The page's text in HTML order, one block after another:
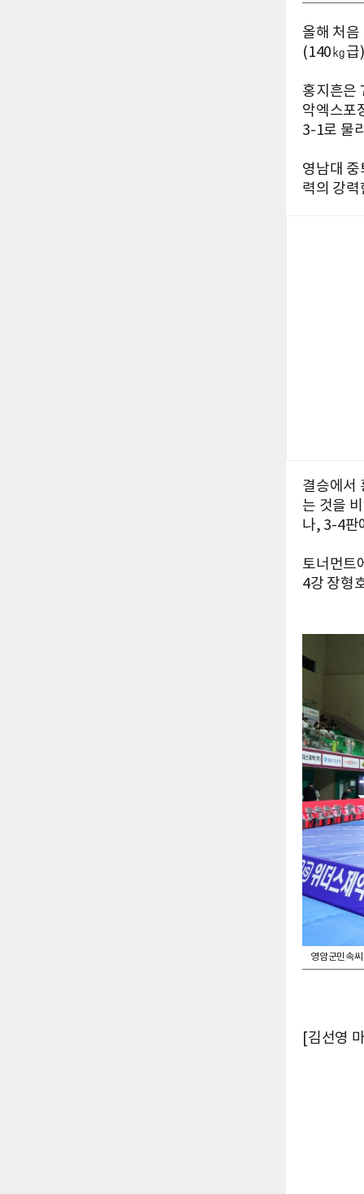
올해 처
(140㎏급
홍지흔은
악엑스포
3-1로 물
영남대
력의 강
결승에서
는 것을
나, 3-4판
토너먼트
4강 장형
영암군민속
[김선영